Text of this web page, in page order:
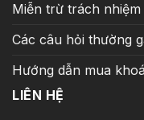
Miễn trừ trách nhiệm
Các câu hỏi thường
Hướng dẫn mua
LIÊN HỆ